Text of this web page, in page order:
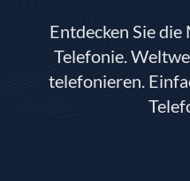
Entdecken Sie
Telefonie.
telefonieren.